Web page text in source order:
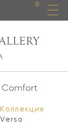
0
Comfort
Коллекция
Verso